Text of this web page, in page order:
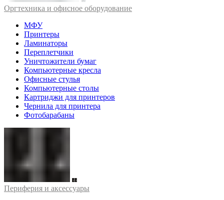
Оргтехника и офисное оборудование
МФУ
Принтеры
Ламинаторы
Переплетчики
Уничтожители бумаг
Компьютерные кресла
Офисные стулья
Компьютерные столы
Картриджи для принтеров
Чернила для принтера
Фотобарабаны
Периферия и аксессуары